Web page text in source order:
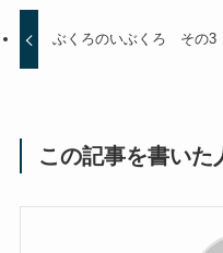
ぶくろのいぶくろ その3
この記事を書いた